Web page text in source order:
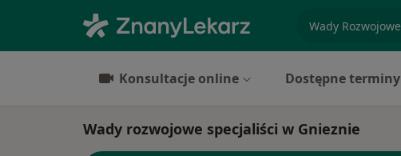
Konsultacje online Dostępne terminy
Wady rozwojowe specjaliści w Gnieznie